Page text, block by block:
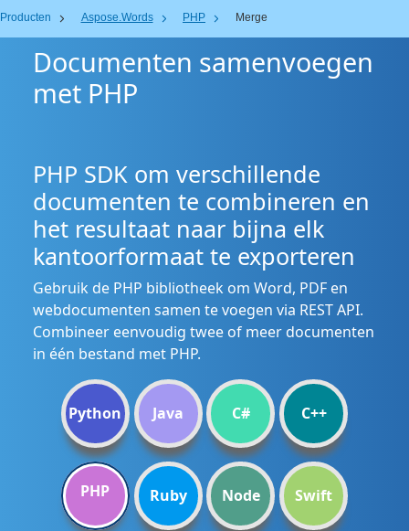
Producten Aspose.Words PHP Merge
Documenten samenvoegen
met PHP
PHP SDK om verschillende
documenten te combineren en
het resultaat naar bijna elk
kantoorformaat te exporteren
Gebruik de PHP bibliotheek om Word, PDF en
webdocumenten samen te voegen via REST API.
Combineer eenvoudig twee of meer documenten
in één bestand met PHP.
Python Java C# C++
PHP Ruby Node Swift